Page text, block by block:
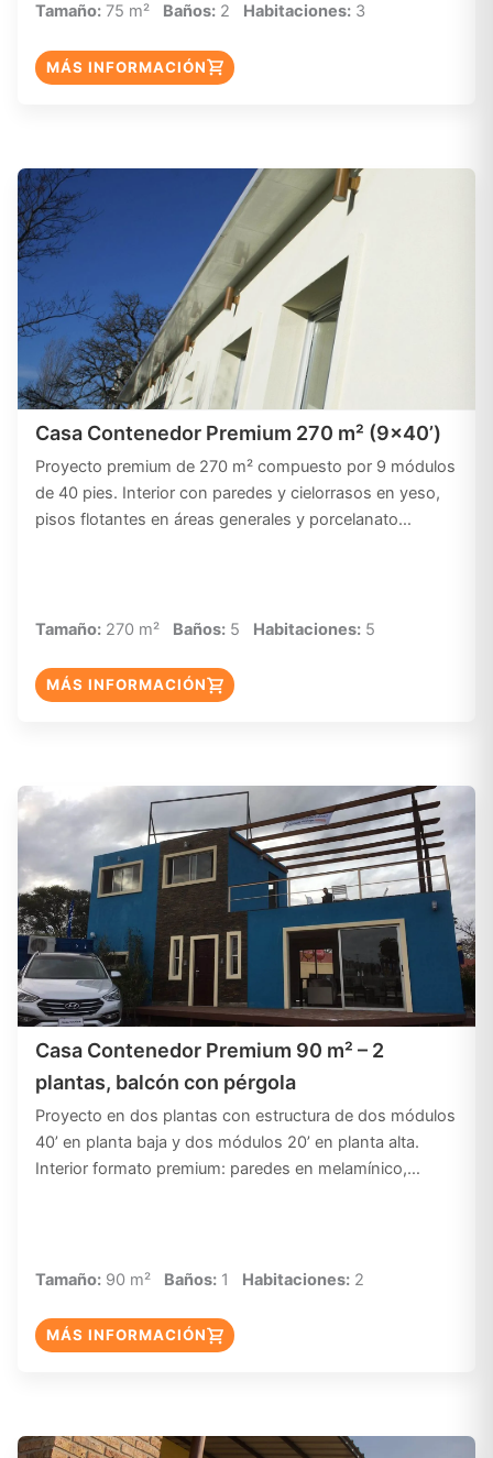
Tamaño: 75 m² Baños: 2 Habitaciones: 3
MÁS INFORMACIÓN
Casa Contenedor Premium 270 m² (9×40’)
Proyecto premium de 270 m² compuesto por 9 módulos
de 40 pies. Interior con paredes y cielorrasos en yeso,
pisos flotantes en áreas generales y porcelanato…
Tamaño: 270 m² Baños: 5 Habitaciones: 5
MÁS INFORMACIÓN
Casa Contenedor Premium 90 m² – 2
plantas, balcón con pérgola
Proyecto en dos plantas con estructura de dos módulos
40’ en planta baja y dos módulos 20’ en planta alta.
Interior formato premium: paredes en melamínico,…
Tamaño: 90 m² Baños: 1 Habitaciones: 2
MÁS INFORMACIÓN